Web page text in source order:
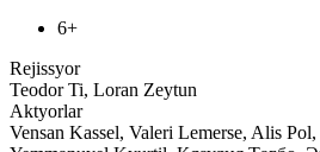
6+
Rejissyor
Teodor Ti, Loran Zeytun
Aktyorlar
Vensan Kassel, Valeri Lemerse, Alis